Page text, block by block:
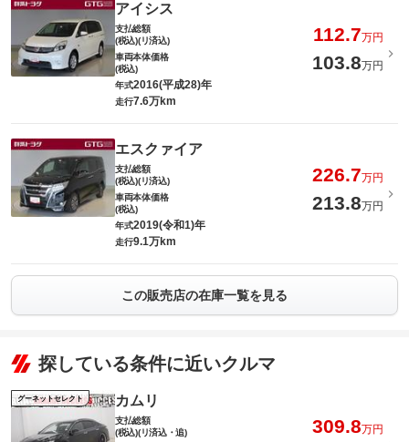
アイシス
支払総額
(税込)(リ済込)
112.7万円
車両本体価格
(税込)
103.8万円
年式2016(平成28)年
走行7.6万km
エスクァイア
支払総額
(税込)(リ済込)
226.7万円
車両本体価格
(税込)
213.8万円
年式2019(令和1)年
走行9.1万km
この販売店の在庫一覧を見る
探している条件に近いクルマ
グーネットセレクト カムリ
支払総額
(税込)(リ済込・追)
309.8万円